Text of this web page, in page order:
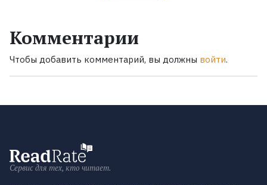
Комментарии
Чтобы добавить комментарий, вы должны войти.
Сервис для тех, кто читает.